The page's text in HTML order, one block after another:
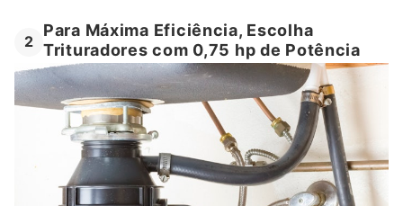
2
Para Máxima Eficiência, Escolha
Trituradores com 0,75 hp de Potência